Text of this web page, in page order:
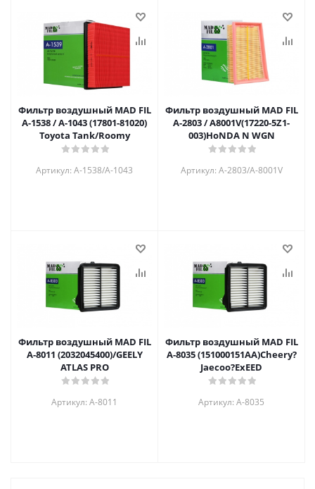
Фильтр воздушный MAD FIL
A-1538 / A-1043 (17801-81020)
Toyota Tank/Roomy
Артикул: A-1538/A-1043
Фильтр воздушный MAD FIL
A-2803 / A8001V(17220-5Z1-
003)HoNDA N WGN
Артикул: A-2803/A-8001V
Фильтр воздушный MAD FIL
A-8011 (2032045400)/GEELY
ATLAS PRO
Артикул: A-8011
Фильтр воздушный MAD FIL
A-8035 (151000151AA)Сhееry?
Jaecoo?ExEED
Артикул: A-8035